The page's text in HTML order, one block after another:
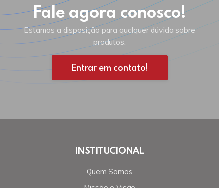
Fale agora conosco!
Estamos a disposição para qualquer dúvida sobre
produtos.
Entrar em contato!
INSTITUCIONAL
Quem Somos